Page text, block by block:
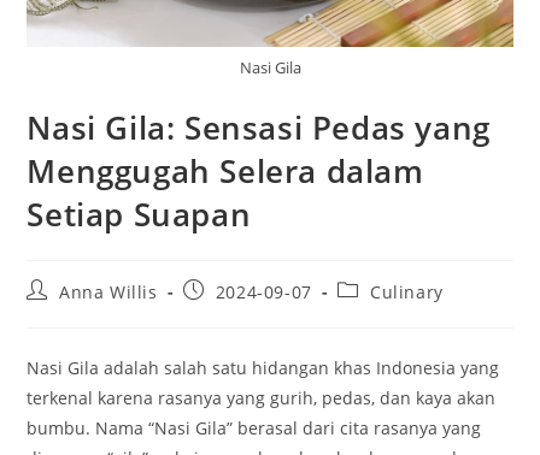
Nasi Gila
Nasi Gila: Sensasi Pedas yang
Menggugah Selera dalam
Setiap Suapan
PostAnna Willis
Post2024-09-07
PostCulinary
Nasi Gila adalah salah satu hidangan khas Indonesia yang
terkenal karena rasanya yang gurih, pedas, dan kaya akan
bumbu. Nama “Nasi Gila” berasal dari cita rasanya yang